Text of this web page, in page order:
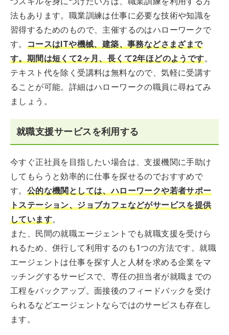
法もあります。職業訓練は仕事に必要な技術や知識を
習得するためのもので、主催するのはハローワークで
す。 コースはITや機械、建築、事務などさまざまで
す。期間は短くて2ヶ月、長くて2年ほどのようです。
テキスト代を除く受講料は無料なので、気軽に受講す
ることが可能。詳細はハローワークの職員に尋ねてみ
ましょう。
就職支援サービスを利用する
今すぐ正社員を目指したい場合は、支援機関に手助け
してもらうと効率的に仕事を探せるのでおすすめで
す。 公的な機関としては、ハローワークや若者サポー
トステーション、ジョブカフェなどがサービスを提供
しています。
また、民間の就職エージェントでも就職支援を受けら
れるため、併行して利用するのも1つの方法です。就職
エージェントは仕事を探す人と人材を求める企業をマ
ッチングするサービスで、専任の担当者が就職までの
工程をバックアップ。面接後のフィードバックを受け
られるなどエージェントならではのサービスも存在し
ます。